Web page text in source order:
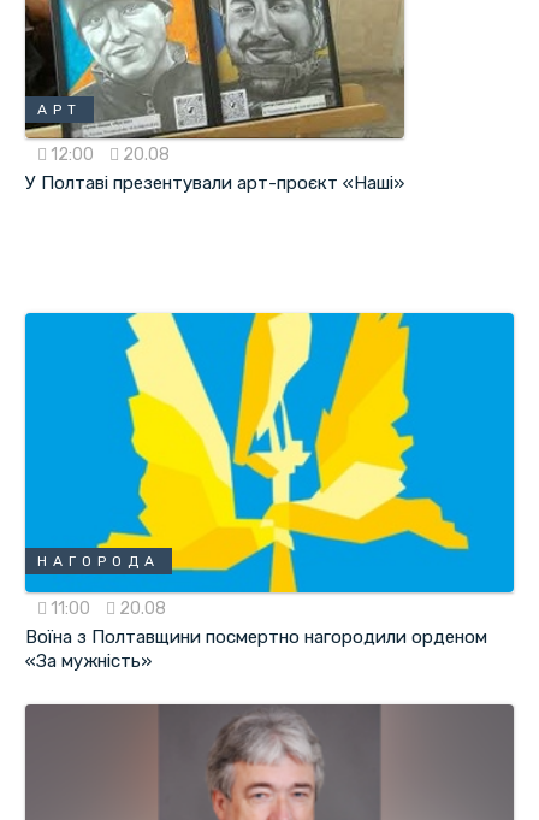
АРТ
12:00 20.08
У Полтаві презентували арт-проєкт «Наші»
НАГОРОДА
11:00 20.08
Воїна з Полтавщини посмертно нагородили орденом
«За мужність»